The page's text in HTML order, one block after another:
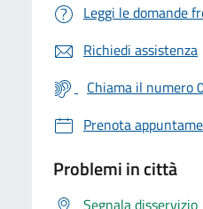
Leggi le domande
Richiedi assistenza
Chiama il numero
Prenota
Problemi in città
Segnala disservizio